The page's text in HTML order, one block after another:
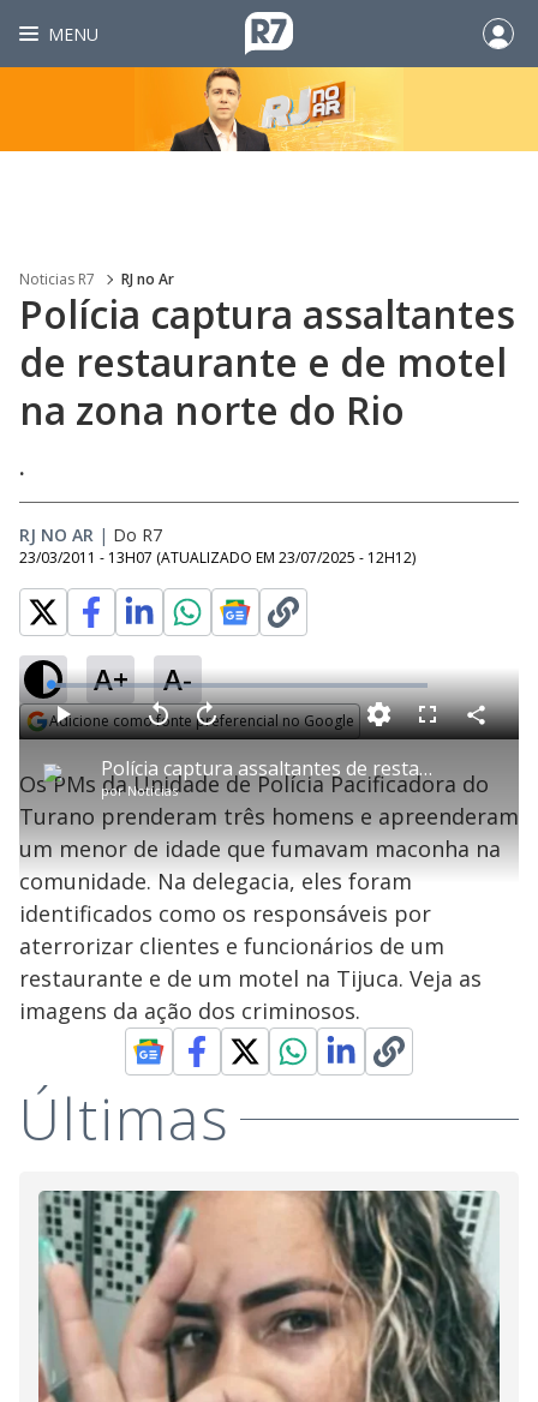
MENU
Noticias R7 RJ no Ar
Polícia captura assaltantes
de restaurante e de motel
na zona norte do Rio
.
RJ NO AR | Do R7
23/03/2011 - 13H07 (ATUALIZADO EM 23/07/2025 - 12H12)
A+ A-
Adicione como fonte preferencial no Google
P
l
a
y
V
i
d
e
o
Polícia captura assaltantes de restaurante e de motel na zona norte do Rio
porNotícias
P V
a
r
1
0
n
d
s
A
n
ç
a
1
s
e
u
n
o
M
u
L
o
a
d
e
4
.
1
%
F
l
s
c
e
n
C
o
a
r
a
Os PMs da Unidade de Polícia Pacificadora do
Turano prenderam três homens e apreenderam
um menor de idade que fumavam maconha na
comunidade. Na delegacia, eles foram
identificados como os responsáveis por
aterrorizar clientes e funcionários de um
restaurante e de um motel na Tijuca. Veja as
imagens da ação dos criminosos.
Últimas